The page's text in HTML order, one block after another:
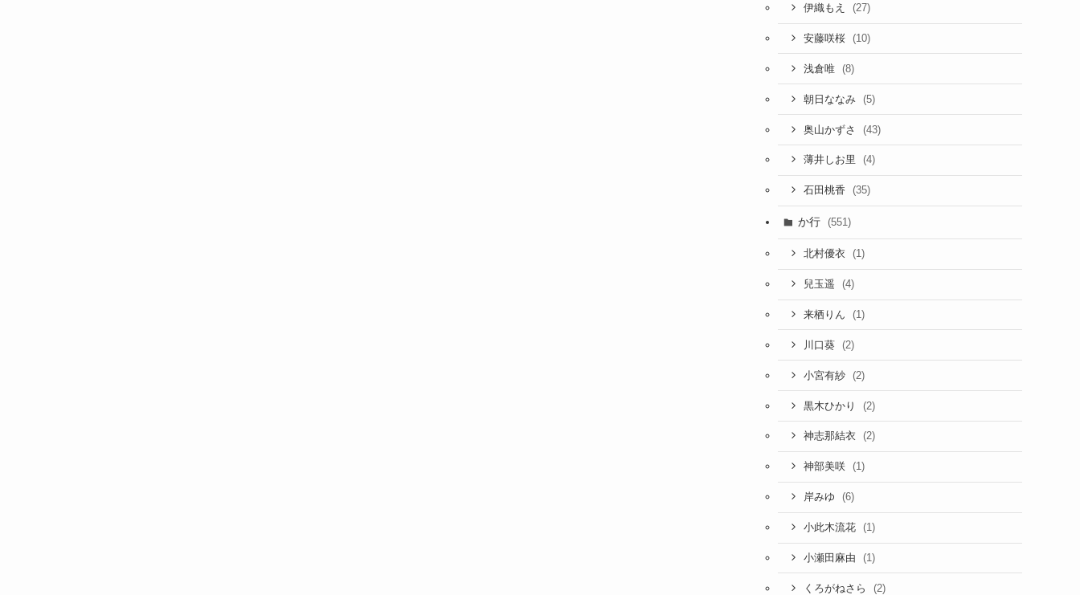
伊織もえ (27)
安藤咲桜 (10)
浅倉唯 (8)
朝日ななみ (5)
奥山かずさ (43)
薄井しお里 (4)
石田桃香 (35)
か行 (551)
北村優衣 (1)
兒玉遥 (4)
来栖りん (1)
川口葵 (2)
小宮有紗 (2)
黒木ひかり (2)
神志那結衣 (2)
神部美咲 (1)
岸みゆ (6)
小此木流花 (1)
小瀬田麻由 (1)
くろがねさら (2)